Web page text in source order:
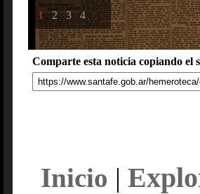
1 2 3 4
Comparte esta noticia copiando el
Inicio |